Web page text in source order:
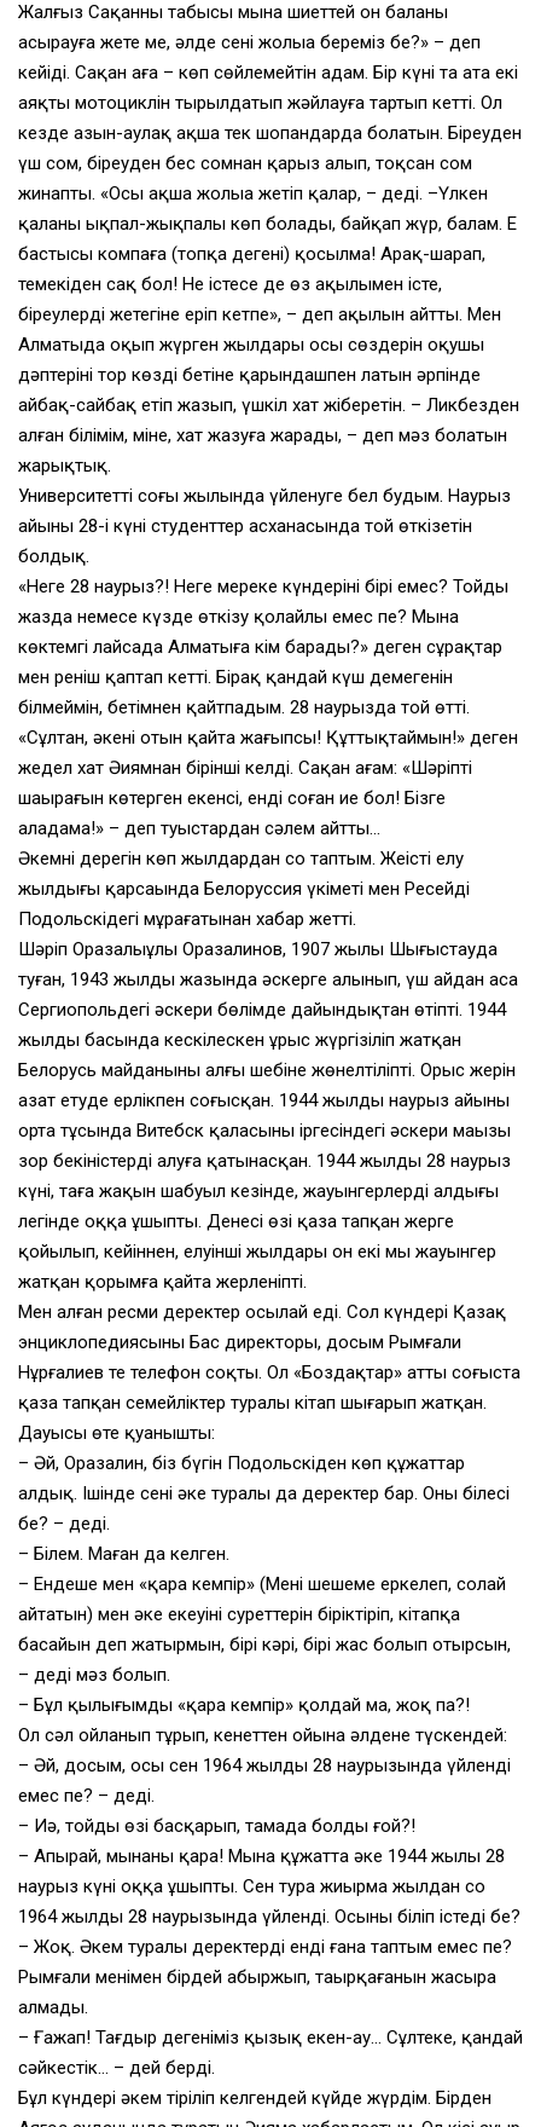
Жалғыз Сақанның табысы мына шиеттей он баланы
асырауға жете ме, әлде сенің жолыңа береміз бе?» – деп
кейіді. Сақан аға – көп сөйлемейтін адам. Бір күні таң ата екі
аяқты мотоциклін тырылдатып жәйлауға тартып кетті. Ол
кезде азын-аулақ ақша тек шопандарда болатын. Біреуден
үш сом, біреуден бес сомнан қарыз алып, тоқсан сом
жинапты. «Осы ақша жолыңа жетіп қалар, – деді. –Үлкен
қаланың ықпал-жықпалы көп болады, байқап жүр, балам. Ең
бастысы компаңға (топқа дегені) қосылма! Арақ-шарап,
темекіден сақ бол! Не істесең де өз ақылыңмен істе,
біреулердің жетегіне еріп кетпе», – деп ақылын айтты. Мен
Алматыда оқып жүрген жылдары осы сөздерін оқушы
дәптерінің тор көзді бетіне қарындашпен латын әрпінде
айбақ-сайбақ етіп жазып, үшкіл хат жіберетін. – Ликбезден
алған білімім, міне, хат жазуға жарады, – деп мәз болатын
жарықтық.
Университеттің соңғы жылында үйленуге бел будым. Наурыз
айының 28-і күні студенттер асханасында той өткізетін
болдық.
«Неге 28 наурыз?! Неге мереке күндерінің бірі емес? Тойды
жазда немесе күзде өткізу қолайлы емес пе? Мына
көктемгі лайсаңда Алматыға кім барады?» деген сұрақтар
мен реніш қаптап кетті. Бірақ қандай күш демегенін
білмеймін, бетімнен қайтпадым. 28 наурызда той өтті.
«Сұлтан, әкеңнің отын қайта жағыпсың! Құттықтаймын!» деген
жедел хат Әиямнан бірінші келді. Сақан ағам: «Шәріптің
шаңырағын көтерген екенсің, енді соған ие бол! Бізге
алаңдама!» – деп туыстардан сәлем айтты…
Әкемнің дерегін көп жылдардан соң таптым. Жеңістің елу
жылдығы қарсаңында Белоруссия үкіметі мен Ресейдің
Подольскідегі мұрағатынан хабар жетті.
Шәріп Оразалыұлы Оразалинов, 1907 жылы Шыңғыстауда
туған, 1943 жылдың жазында әскерге алынып, үш айдан аса
Сергиопольдегі әскери бөлімде дайындықтан өтіпті. 1944
жылдың басында кескілескен ұрыс жүргізіліп жатқан
Белорусь майданының алғы шебіне жөнелтіліпті. Орыс жерін
азат етуде ерлікпен соғысқан. 1944 жылдың наурыз айының
орта тұсында Витебск қаласының іргесіндегі әскери маңызы
зор бекіністерді алуға қатынасқан. 1944 жылдың 28 наурыз
күні, таңға жақын шабуыл кезінде, жауынгерлердің алдыңғы
легінде оққа ұшыпты. Денесі өзі қаза тапқан жерге
қойылып, кейіннен, елуінші жылдары он екі мың жауынгер
жатқан қорымға қайта жерленіпті.
Мен алған ресми деректер осылай еді. Сол күндері Қазақ
энциклопе­диясының Бас директоры, досым Рымғали
Нұрғалиев те телефон соқты. Ол «Боздақтар» атты соғыста
қаза тапқан семейліктер туралы кітап шығарып жатқан.
Дауысы өте қуанышты:
– Әй, Оразалин, біз бүгін Подольскіден көп құжаттар
алдық. Ішінде сенің әкең туралы да деректер бар. Оны білесің
бе? – деді.
– Білем. Маған да келген.
– Ендеше мен «қара кемпір» (Менің шешеме еркелеп, солай
айтатын) мен әкең екеуінің суреттерін біріктіріп, кітапқа
басайын деп жатырмын, бірі кәрі, бірі жас болып отырсын,
– деді мәз болып.
– Бұл қылығымды «қара кемпір» қолдай ма, жоқ па?!
Ол сәл ойланып тұрып, кенеттен ойына әлдене түскендей:
– Әй, досым, осы сен 1964 жылдың 28 наурызында үйлендің
емес пе? – деді.
– Иә, тойды өзің басқарып, тамада болдың ғой?!
– Апырай, мынаны қара! Мына құжатта әкең 1944 жылы 28
наурыз күні оққа ұшыпты. Сен тура жиырма жылдан соң
1964 жылдың 28 наурызында үйлендің. Осыны біліп істедің бе?
– Жоқ. Әкем туралы деректерді енді ғана таптым емес пе?
Рымғали менімен бірдей абыржып, таңырқағанын жасыра
алмады.
– Ғажап! Тағдыр дегеніміз қызық екен-ау… Сұлтеке, қандай
сәйкестік… – дей берді.
Бұл күндері әкем тіріліп келгендей күйде жүрдім. Бірден